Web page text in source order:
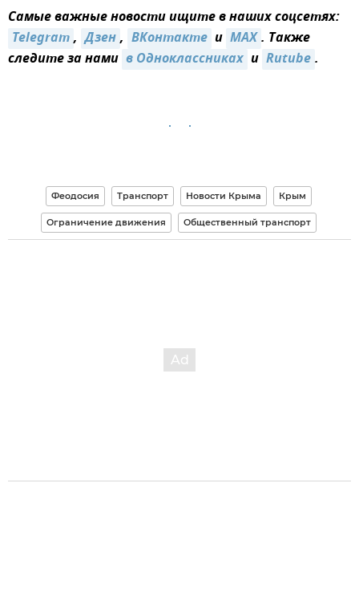
Самые важные новости ищите в наших соцсетях:
Telegram, Дзен, ВКонтакте и MAX. Также
следите за нами в Одноклассниках и Rutube.
Феодосия Транспорт Новости Крыма Крым
Ограничение движения Общественный транспорт